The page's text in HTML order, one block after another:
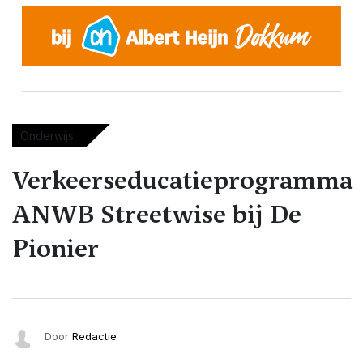
Onderwijs
Verkeerseducatieprogramma
ANWB Streetwise bij De
Pionier
Door Redactie